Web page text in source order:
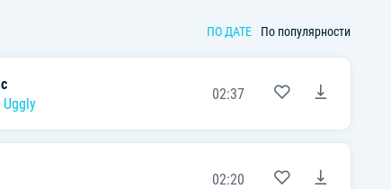
ПО ДАТЕ По популярности
Uggly
02:37
02:20